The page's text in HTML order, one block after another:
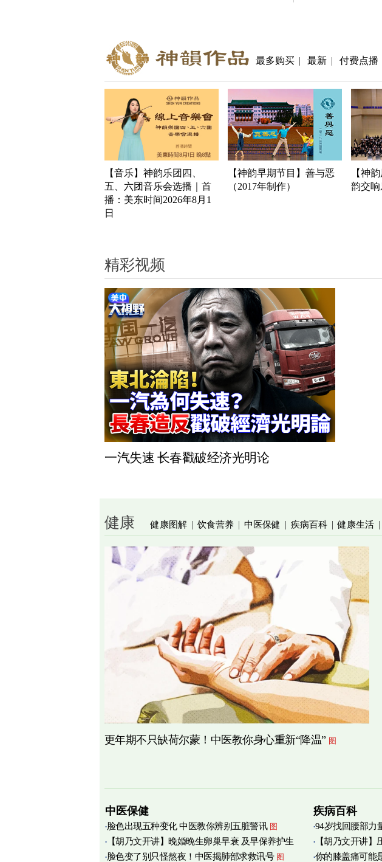
最多购买 | 最新 | 付费点播
【音乐】神韵乐团四、
五、六团音乐会选播｜首
播：美东时间2026年8月1
日
【神韵早期节目】善与恶
（2017年制作）
【神
韵交响
精彩视频
一汽失速 长春戳破经济光明论
健康 健康图解 | 饮食营养 | 中医保健 | 疾病百科 | 健康生活 |
更年期不只缺荷尔蒙！中医教你身心重新“降温” 图
中医保健
脸色出现五种变化 中医教你辨别五脏警讯 图
【胡乃文开讲】晚婚晚生卵巢早衰 及早保养护生
育
脸色变了别只怪熬夜！中医揭肺部求救讯号 图
疾病百科
94岁找回腰部力
【胡乃文开讲】
自救
你的膝盖痛可能